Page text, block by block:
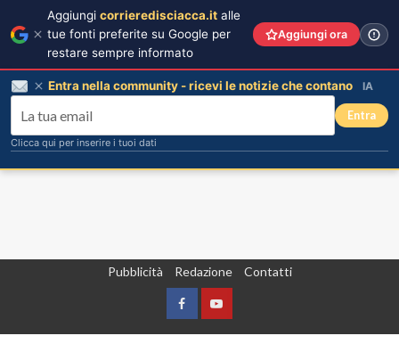
Pubblicità Redazione Contatti
FacebookYountube
Aggiungi corrieredisciacca.it alle
tue fonti preferite su Google per
restare sempre informato
Aggiungi ora
Entra nella community - ricevi le notizie che contano IA
Entra
Clicca qui per inserire i tuoi dati